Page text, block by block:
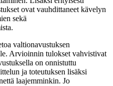
ovat vauhdittaneet kävelyn
sekä
valtionavustuksen
Arvioinnin tulokset vahvistivat
on onnistuttu
ja toteutuksen lisäksi
laajemminkin. Jo